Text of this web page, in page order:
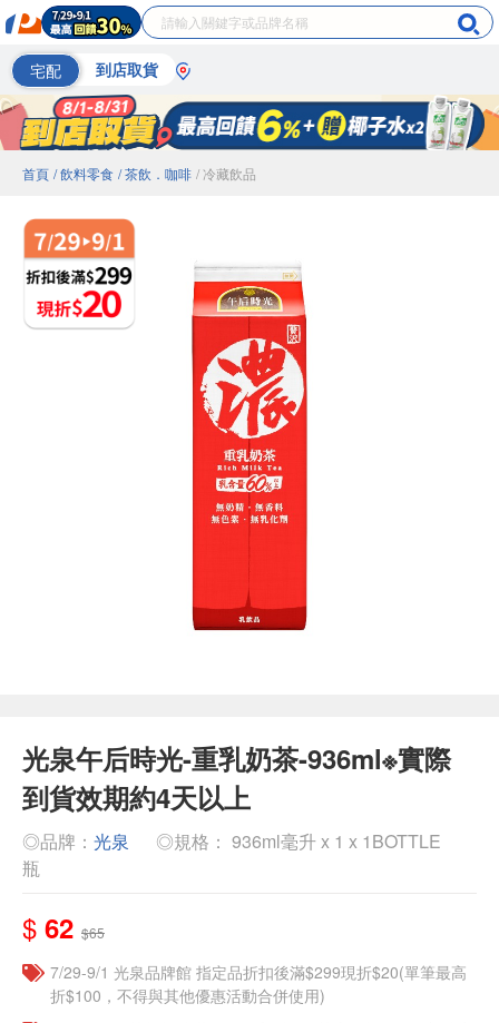
宅配 到店取貨
首頁 / 飲料零食 / 茶飲．咖啡 / 冷藏飲品
光泉午后時光-重乳奶茶-936ml※實際
到貨效期約4天以上
◎品牌： 光泉
◎規格： 936ml毫升 x 1 x 1BOTTLE
瓶
$ 62 $65
7/29-9/1 光泉品牌館 指定品折扣後滿$299現折$20(單筆最高
折$100，不得與其他優惠活動合併使用)